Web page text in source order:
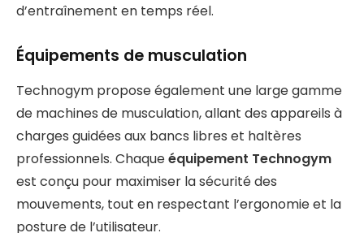
d’entraînement en temps réel.
Équipements de musculation
Technogym propose également une large gamme
de machines de musculation, allant des appareils à
charges guidées aux bancs libres et haltères
professionnels. Chaqueéquipement Technogym
est conçu pour maximiser la sécurité des
mouvements, tout en respectant l’ergonomie et la
posture de l’utilisateur.